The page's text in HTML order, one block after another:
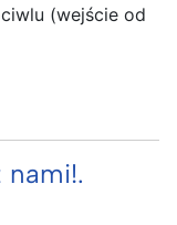
(wejście od
nami!.